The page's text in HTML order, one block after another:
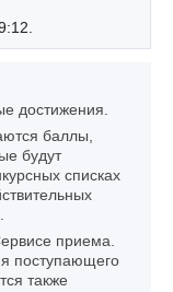
достижения.
баллы,
будут
списках
приема.
поступающего
также